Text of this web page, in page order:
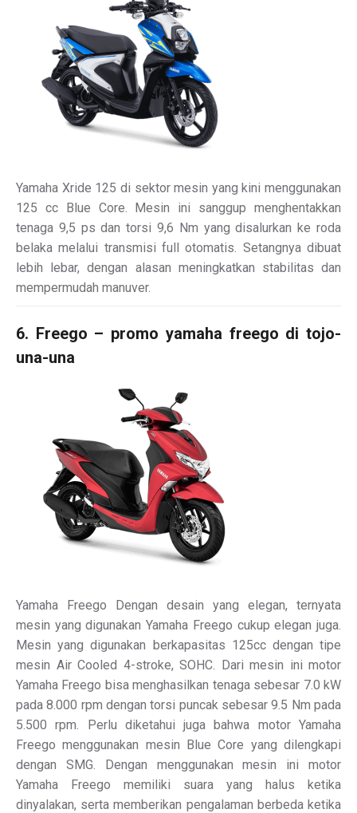
Yamaha Xride 125 di sektor mesin yang kini menggunakan
125 cc Blue Core. Mesin ini sanggup menghentakkan
tenaga 9,5 ps dan torsi 9,6 Nm yang disalurkan ke roda
belaka melalui transmisi full otomatis. Setangnya dibuat
lebih lebar, dengan alasan meningkatkan stabilitas dan
mempermudah manuver.
6. Freego – promo yamaha freego di tojo-
una-una
Yamaha Freego Dengan desain yang elegan, ternyata
mesin yang digunakan Yamaha Freego cukup elegan juga.
Mesin yang digunakan berkapasitas 125cc dengan tipe
mesin Air Cooled 4-stroke, SOHC. Dari mesin ini motor
Yamaha Freego bisa menghasilkan tenaga sebesar 7.0 kW
pada 8.000 rpm dengan torsi puncak sebesar 9.5 Nm pada
5.500 rpm. Perlu diketahui juga bahwa motor Yamaha
Freego menggunakan mesin Blue Core yang dilengkapi
dengan SMG. Dengan menggunakan mesin ini motor
Yamaha Freego memiliki suara yang halus ketika
dinyalakan, serta memberikan pengalaman berbeda ketika